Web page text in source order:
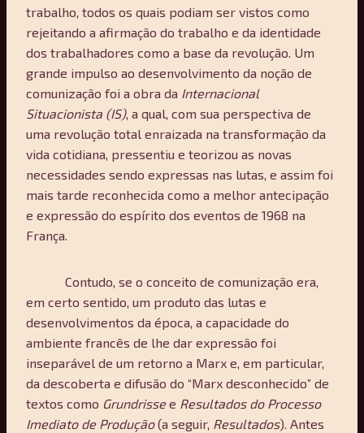
trabalho, todos os quais podiam ser vistos como
rejeitando a afirmação do trabalho e da identidade
dos trabalhadores como a base da revolução. Um
grande impulso ao desenvolvimento da noção de
comunização foi a obra da Internacional
Situacionista (IS), a qual, com sua perspectiva de
uma revolução total enraizada na transformação da
vida cotidiana, pressentiu e teorizou as novas
necessidades sendo expressas nas lutas, e assim foi
mais tarde reconhecida como a melhor antecipação
e expressão do espírito dos eventos de 1968 na
França.
Contudo, se o conceito de comunização era,
em certo sentido, um produto das lutas e
desenvolvimentos da época, a capacidade do
ambiente francês de lhe dar expressão foi
inseparável de um retorno a Marx e, em particular,
da descoberta e difusão do “Marx desconhecido” de
textos como Grundrissee Resultados do Processo
Imediato de Produção(a seguir, Resultados). Antes